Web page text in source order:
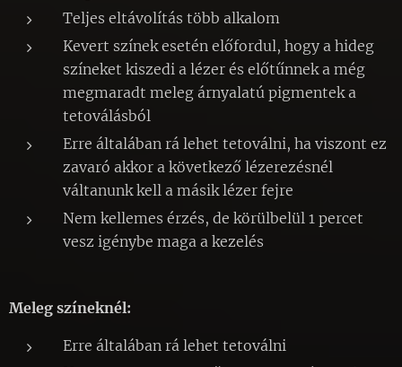
Teljes eltávolítás több alkalom
Kevert színek esetén előfordul, hogy a hideg
színeket kiszedi a lézer és előtűnnek a még
megmaradt meleg árnyalatú pigmentek a
tetoválásból
Erre általában rá lehet tetoválni, ha viszont ez
zavaró akkor a következő lézerezésnél
váltanunk kell a másik lézer fejre
Nem kellemes érzés, de körülbelül 1 percet
vesz igénybe maga a kezelés
Meleg színeknél:
Erre általában rá lehet tetoválni